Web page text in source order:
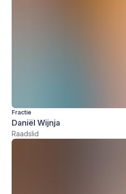
Fractie
Daniël Wijnja
Raadslid